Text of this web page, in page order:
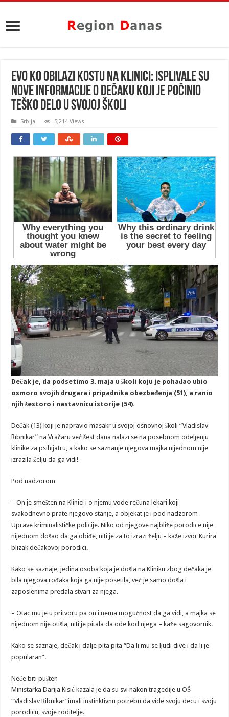
EVO KO OBILAZI KOSTU NA KLINICI: Isplivale su
nove informacije o dečaku koji je počinio
teško delo u svojoj školi
Srbija 5,214 Views
Dečak je, da podsetimo 3. maja u školi koju je pohađao ubio
osmoro svojih drugara i pripadnika obezbeđenja (51), a ranio
njih šestoro i nastavnicu istorije (54).
Dečak (13) koji je napravio masakr u svojoj osnovnoj školi “Vladislav
Ribnikar” na Vračaru već šest dana nalazi se na posebnom odeljenju
klinike za psihijatru, a kako se saznanje njegova majka nijednom nije
izrazila želju da ga vidi!
Pod nadzorom
– On je smešten na Klinici i o njemu vode rečuna lekari koji
svakodnevno prate njegovo stanje, a objekat je i pod nadzorom
Uprave kriminalističke policije. Niko od njegove najbliže porodice nije
nijednom došao da ga obiđe, niti je za to izrazi želju – kaže izvor Kurira
blizak dečakovoj porodici.
Kako se saznaje, jedina osoba koja je došla na Kliniku zbog dečaka je
bila njegova rođaka koja ga nije posetila, već je samo došla i
zaposlenima predala stvari za njega.
– Otac mu je u pritvoru pa on i nema mogućnost da ga vidi, a majka se
nijednom nije otišla, niti je pitala da ode kod njega – kaže sagovornik.
Kako se saznaje, dečak i dalje pita pita “Da li mu se ljudi dive i da li je
popularan”.
Neće biti pušten
Ministarka Darija Kisić kazala je da su svi nakon tragedije u OŠ
“Vladislav Ribnikar”imali instinktivnu potrebu da vide svoju decu i svoju
porodicu, svoje roditelje.